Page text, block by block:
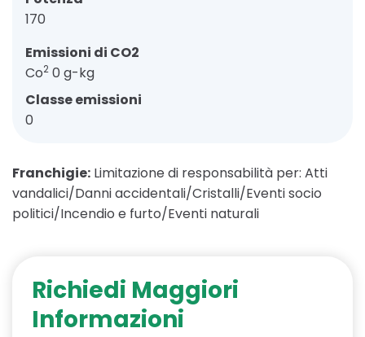
170
Emissioni di CO2
Co2 0 g-kg
Classe emissioni
0
Franchigie: Limitazione di responsabilità per: Atti
vandalici/Danni accidentali/Cristalli/Eventi socio
politici/Incendio e furto/Eventi naturali
Richiedi Maggiori
Informazioni